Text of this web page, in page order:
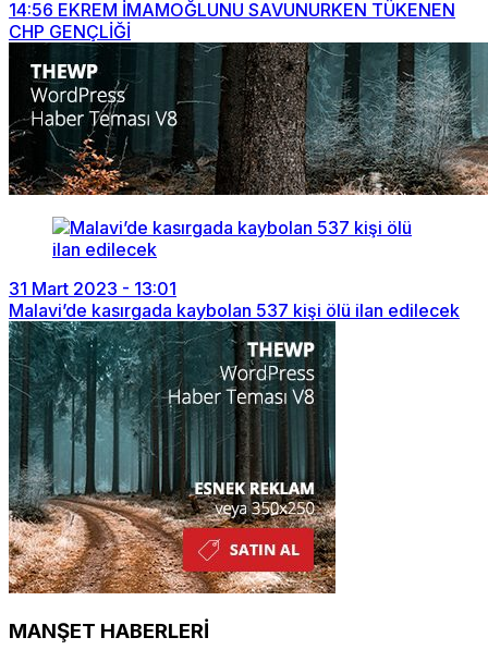
14:56 EKREM İMAMOĞLUNU SAVUNURKEN TÜKENEN
CHP GENÇLİĞİ
31 Mart 2023 - 13:01
Malavi’de kasırgada kaybolan 537 kişi ölü ilan edilecek
MANŞET HABERLERİ